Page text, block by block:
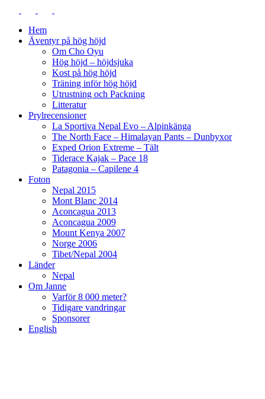
Hem
Äventyr på hög höjd
Om Cho Oyu
Hög höjd – höjdsjuka
Kost på hög höjd
Träning inför hög höjd
Utrustning och Packning
Litteratur
Prylrecensioner
La Sportiva Nepal Evo – Alpinkänga
The North Face – Himalayan Pants – Dunbyxor
Exped Orion Extreme – Tält
Tiderace Kajak – Pace 18
Patagonia – Capilene 4
Foton
Nepal 2015
Mont Blanc 2014
Aconcagua 2013
Aconcagua 2009
Mount Kenya 2007
Norge 2006
Tibet/Nepal 2004
Länder
Nepal
Om Janne
Varför 8 000 meter?
Tidigare vandringar
Sponsorer
English